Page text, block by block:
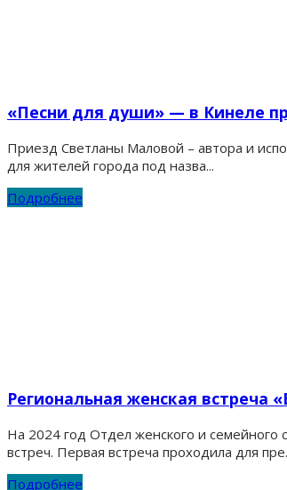
«Песни для души» — в Кинеле
Приезд Светланы Маловой – автора и
для жителей города под назва...
Подробнее
Региональная женская встреча
На 2024 год Отдел женского и семейного
встреч. Первая встреча проходила для
Подробнее